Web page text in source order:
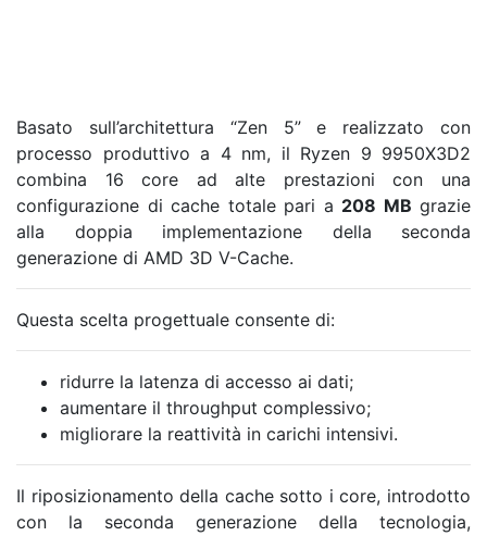
Basato sull’architettura “Zen 5” e realizzato con
processo produttivo a 4 nm, il Ryzen 9 9950X3D2
combina 16 core ad alte prestazioni con una
configurazione di cache totale pari a 208 MB grazie
alla doppia implementazione della seconda
generazione di AMD 3D V-Cache.
Questa scelta progettuale consente di:
ridurre la latenza di accesso ai dati;
aumentare il throughput complessivo;
migliorare la reattività in carichi intensivi.
Il riposizionamento della cache sotto i core, introdotto
con la seconda generazione della tecnologia,